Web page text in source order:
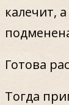
калечит,
Готова
Тогда